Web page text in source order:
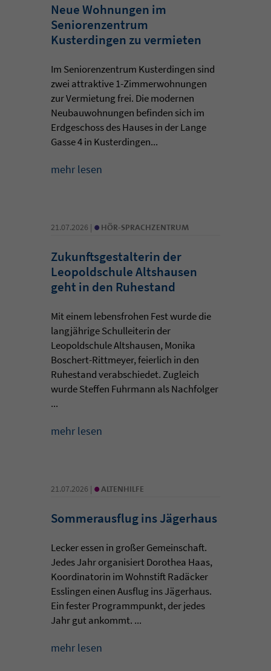
Neue Wohnungen im
Seniorenzentrum
Kusterdingen zu vermieten
Im Seniorenzentrum Kusterdingen sind
zwei attraktive 1-Zimmerwohnungen
zur Vermietung frei. Die modernen
Neubauwohnungen befinden sich im
Erdgeschoss des Hauses in der Lange
Gasse 4 in Kusterdingen...
mehr lesen
21.07.2026 | • HÖR-SPRACHZENTRUM
Zukunftsgestalterin der
Leopoldschule Altshausen
geht in den Ruhestand
Mit einem lebensfrohen Fest wurde die
langjährige Schulleiterin der
Leopoldschule Altshausen, Monika
Boschert-Rittmeyer, feierlich in den
Ruhestand verabschiedet. Zugleich
wurde Steffen Fuhrmann als Nachfolger
...
mehr lesen
21.07.2026 | • ALTENHILFE
Sommerausflug ins Jägerhaus
Lecker essen in großer Gemeinschaft.
Jedes Jahr organisiert Dorothea Haas,
Koordinatorin im Wohnstift Radäcker
Esslingen einen Ausflug ins Jägerhaus.
Ein fester Programmpunkt, der jedes
Jahr gut ankommt. ...
mehr lesen